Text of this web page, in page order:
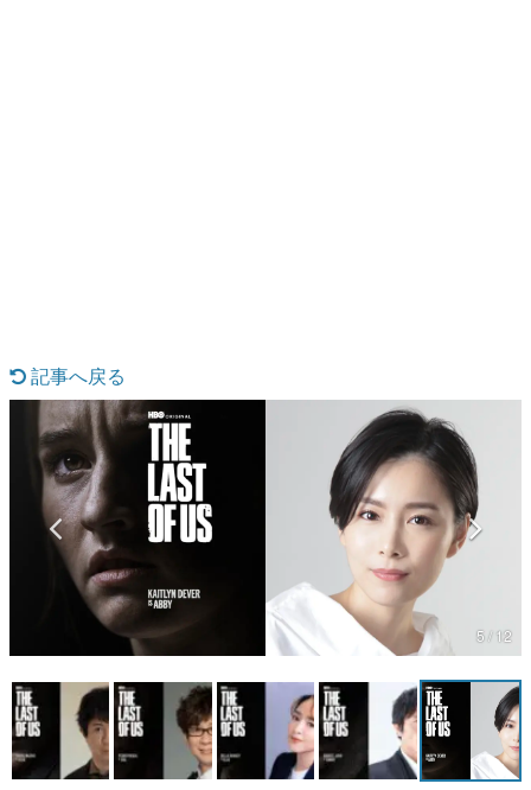
なんでゲームは面白い？
ゲーム開発者・hamatsu氏がゲームの魅力を画面や操作の
具体的な形から解き明かしていく、硬派で骨太な評論連載
です。
ゲームが変えた日本語
「経験値」「裏技」「ラスボス」… ゲームにまつわる言葉
の起源や用法の変遷を、コンピューター文化史研究家・タ
カテゴリ
マンガ
女性向け
記事へ戻る
5 / 12